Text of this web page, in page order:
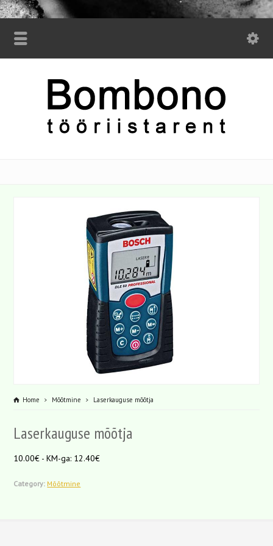
Home Mõõtmine Laserkauguse mõõtja
Laserkauguse mõõtja
10.00€ - KM-ga: 12.40€
Category: Mõõtmine